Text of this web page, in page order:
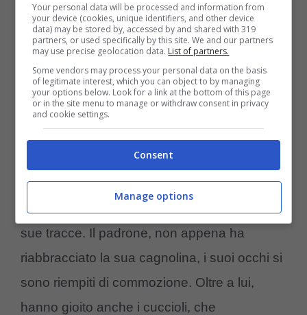
Da tale ricerca e successiva analisi è emerso
che il cane ne era sprovvisto, constatando la
sua appartenenza ad un cittadino residente
fuori comune. Gli agenti, in tal modo, sono
riusciti a risalire al proprietario della
che è stato prontamente
contattato. La pelosetta è stata prelevata dal
suo padrone alcuni giorni prima, perdendo le
sue tracce. Il padrone, non appena ha
riabbracciato la sua cagnolina, i suoi occhi si
sono riempiti di commozione. Oltre a lui,
hanno gioito anche i cuccioli, che
Your personal data will be processed and information from
your device (cookies, unique identifiers, and other device
data) may be stored by, accessed by and shared with 319
partners, or used specifically by this site. We and our partners
may use precise geolocation data. List of partners.
Some vendors may process your personal data on the basis
of legitimate interest, which you can object to by managing
your options below. Look for a link at the bottom of this page
or in the site menu to manage or withdraw consent in privacy
and cookie settings.
Consent
Manage options